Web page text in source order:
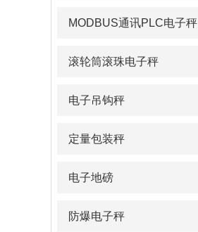
MODBUS通讯PLC电子秤
滚轮筒滚珠电子秤
电子吊钩秤
定量包装秤
电子地磅
防爆电子秤